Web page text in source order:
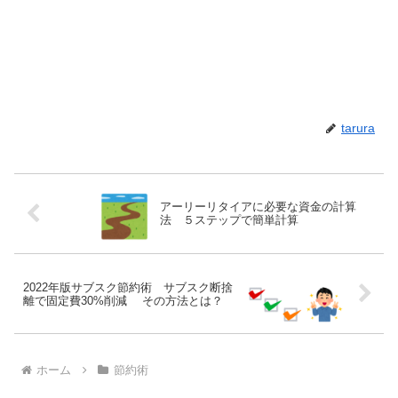
tarura
アーリーリタイアに必要な資金の計算
法 ５ステップで簡単計算
2022年版サブスク節約術 サブスク断捨
離で固定費30%削減 その方法とは？
ホーム 節約術